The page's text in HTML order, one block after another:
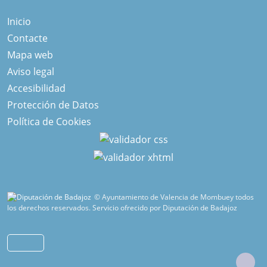
Inicio
Contacte
Mapa web
Aviso legal
Accesibilidad
Protección de Datos
Política de Cookies
© Ayuntamiento de Valencia de Mombuey todos
los derechos reservados.Servicio ofrecido por Diputación de Badajoz